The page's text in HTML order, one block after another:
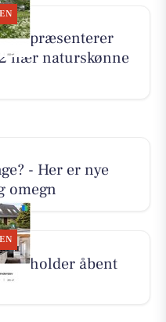
præsenterer
nær naturskønne
- Her er nye
omegn
holder åbent